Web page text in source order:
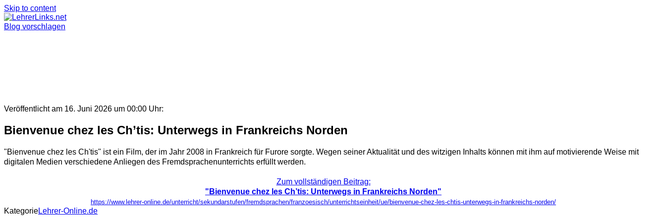
Skip to content
Blog vorschlagen
Veröffentlicht am 16. Juni 2026 um 00:00 Uhr:
Bienvenue chez les Ch’tis: Unterwegs in Frankreichs Norden
"Bienvenue chez les Ch'tis" ist ein Film, der im Jahr 2008 in Frankreich für Furore sorgte. Wegen seiner Aktualität und des witzigen Inhalts können mit ihm auf motivierende Weise mit
digitalen Medien verschiedene Anliegen des Fremdsprachenunterrichts erfüllt werden.
Zum vollständigen Beitrag:
"Bienvenue chez les Ch’tis: Unterwegs in Frankreichs Norden"
https://www.lehrer-online.de/unterricht/sekundarstufen/fremdsprachen/franzoesisch/unterrichtseinheit/ue/bienvenue-chez-les-chtis-unterwegs-in-frankreichs-norden/
KategorieLehrer-Online.de